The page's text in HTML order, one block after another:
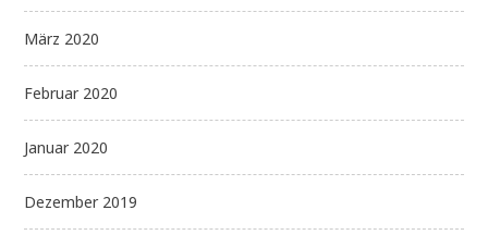
März 2020
Februar 2020
Januar 2020
Dezember 2019